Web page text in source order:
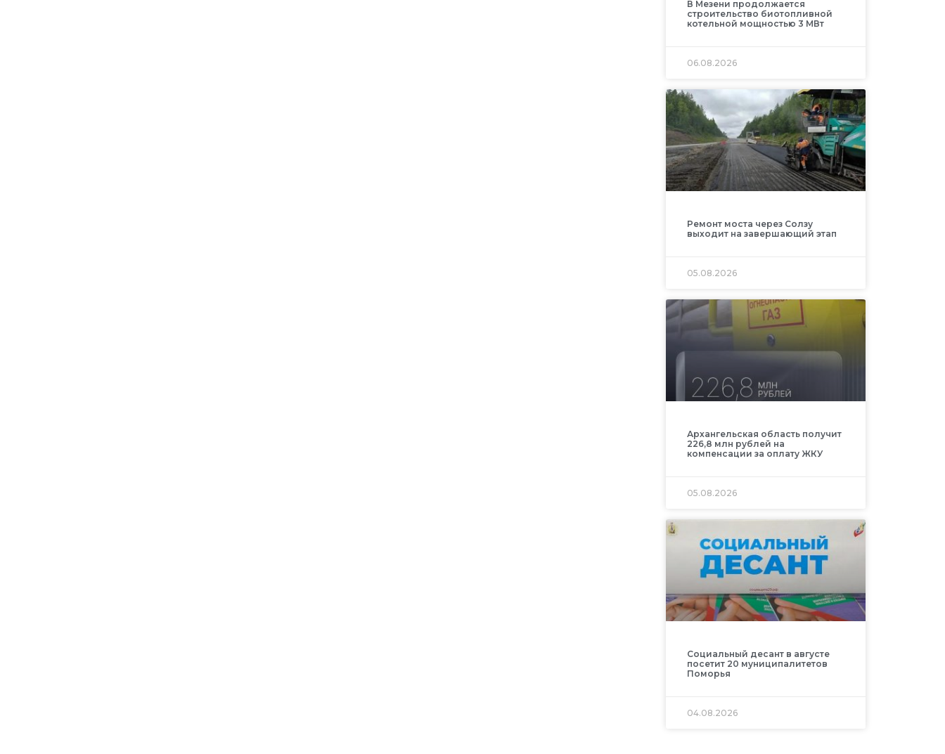
В Мезени продолжается
строительство биотопливной
котельной мощностью 3 МВт
06.08.2026
Ремонт моста через Солзу
выходит на завершающий этап
05.08.2026
Архангельская область получит
226,8 млн рублей на
компенсации за оплату ЖКУ
05.08.2026
Социальный десант в августе
посетит 20 муниципалитетов
Поморья
04.08.2026